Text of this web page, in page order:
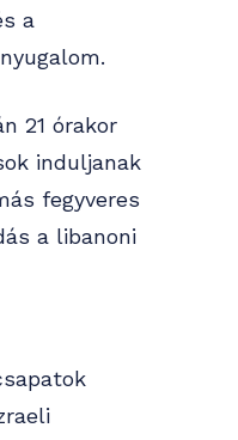
a
21 órakor
induljanak
fegyveres
a libanoni